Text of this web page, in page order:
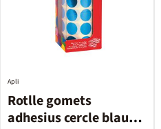
Rotlle gomets
adhesius cercle blau
Apli